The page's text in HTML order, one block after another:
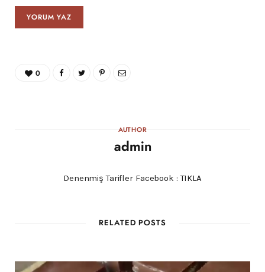
0
AUTHOR
admin
Denenmiş Tarifler Facebook :TIKLA
RELATED POSTS